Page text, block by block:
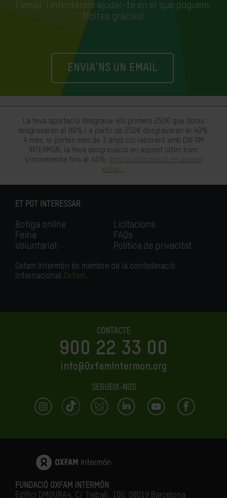
l'email i intentarem ajudar-te en el que puguem.
Moltes gràcies!
ENVIA'NS UN EMAIL
La teva aportació desgrava: els primers 250€ que donis
desgravaran el 80% i a partir de 250€ desgravaran el 40%.
A més, si portes més de 3 anys col·laborant amb OXFAM
INTERMÓN, la teva desgravació en aquest últim tram
s'incrementa fins al 45%. Amplia informació en aquest
enllaç.
ET POT INTERESSAR
Botiga online
Feina
Voluntariat
Licitacions
FAQs
Política de privacitat
Oxfam Intermón és membre de la confederació
internacional Oxfam.
CONTACTE
900 22 33 00
info@OxfamIntermon.org
SEGUEIX-NOS
FUNDACIÓ OXFAM INTERMÓN
Edifici DMOURA4. C/ Treball, 100. 08019 Barcelona